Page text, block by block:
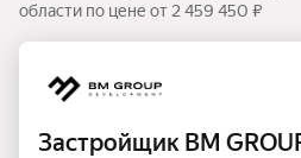
области по цене от 2 459 450 ₽
Застройщик BM